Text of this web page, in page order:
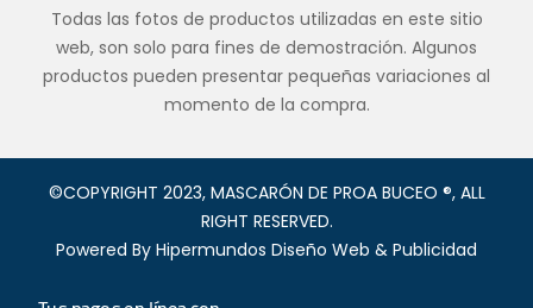
Todas las fotos de productos utilizadas en este sitio
web, son solo para fines de demostración. Algunos
productos pueden presentar pequeñas variaciones al
momento de la compra.
©COPYRIGHT 2023, MASCARÓN DE PROA BUCEO ®, ALL
RIGHT RESERVED.
Powered By Hipermundos Diseño Web & Publicidad